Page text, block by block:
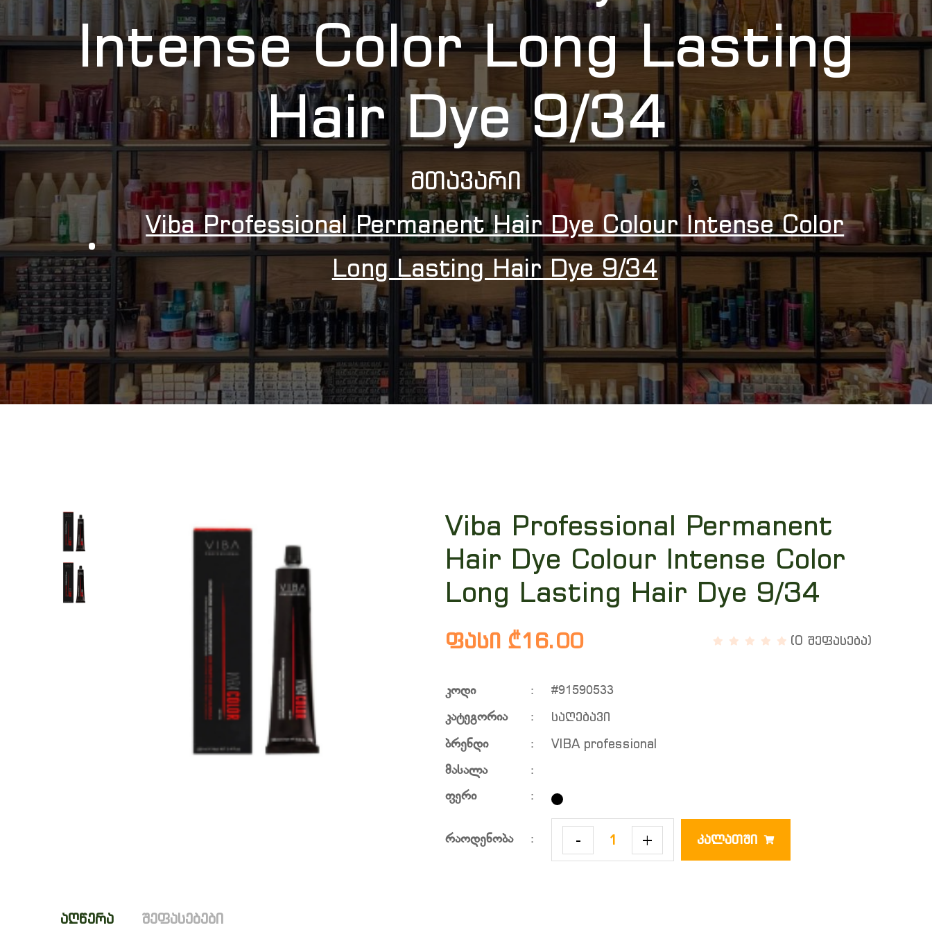
Intense Color Long Lasting
Hair Dye 9/34
Მთავარი
Viba Professional Permanent Hair Dye Colour Intense Color
Long Lasting Hair Dye 9/34
Viba Professional Permanent
Hair Dye Colour Intense Color
Long Lasting Hair Dye 9/34
ფასი ₾16.00 (0 შეფასება)
კოდი :
#91590533
კატეგორია
:
საღებავი
ბრენდი
:
VIBA professional
მასალა
:
ფერი
:
რაოდენობა : - + ᲙᲐᲚᲐᲗᲨᲘ
აღწერა შეფასებები